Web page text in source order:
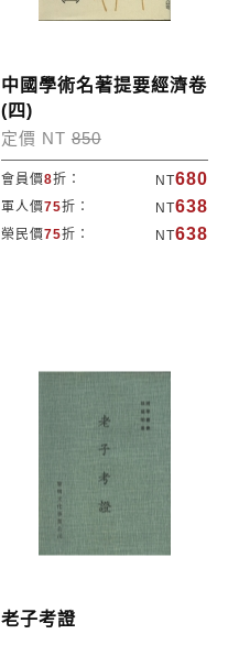
中國學術名著提要經濟卷
(四)
定價 NT 850
會員價8折： NT680
軍人價75折： NT638
榮民價75折： NT638
老子考證